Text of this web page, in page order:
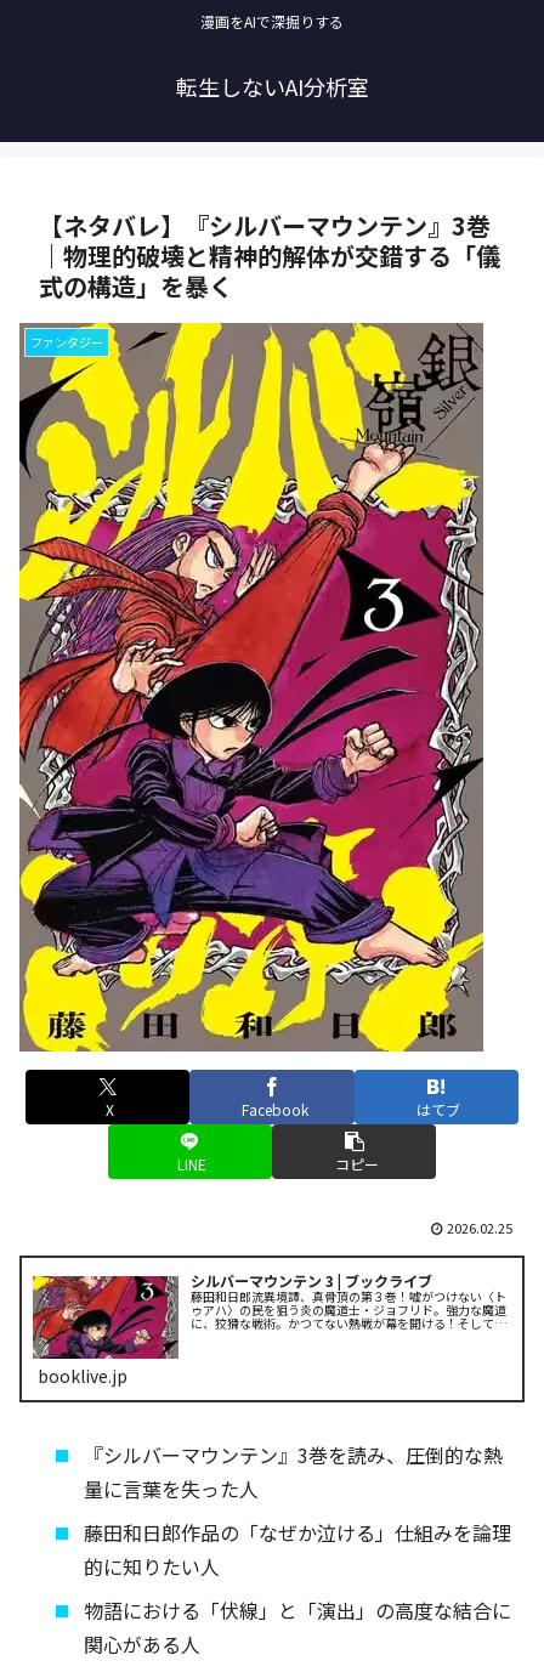
漫画をAIで深掘りする
転生しないAI分析室
【ネタバレ】『シルバーマウンテン』3巻
｜物理的破壊と精神的解体が交錯する「儀
式の構造」を暴く
ファンタジー
X Facebook はてブ
LINE コピー
2026.02.25
シルバーマウンテン 3 | ブックライブ
藤田和日郎流異境譚、真骨頂の第３巻！嘘がつけない〈ト
ゥアハ〉の民を狙う炎の魔道士・ジョフリド。強力な魔道
に、狡猾な戦術。かつてない熱戦が幕を開ける！そして物
booklive.jp
『シルバーマウンテン』3巻を読み、圧倒的な熱
量に言葉を失った人
藤田和日郎作品の「なぜか泣ける」仕組みを論理
的に知りたい人
物語における「伏線」と「演出」の高度な結合に
関心がある人